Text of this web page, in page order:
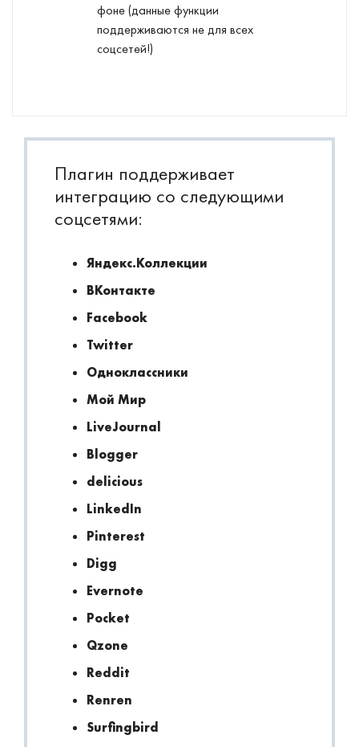
фоне (данные функции
поддерживаются не для всех
соцсетей!)
Плагин поддерживает
интеграцию со следующими
соцсетями:
Яндекс.Коллекции
ВКонтакте
Facebook
Twitter
Одноклассники
Мой Мир
LiveJournal
Blogger
delicious
LinkedIn
Pinterest
Digg
Evernote
Pocket
Qzone
Reddit
Renren
Surfingbird